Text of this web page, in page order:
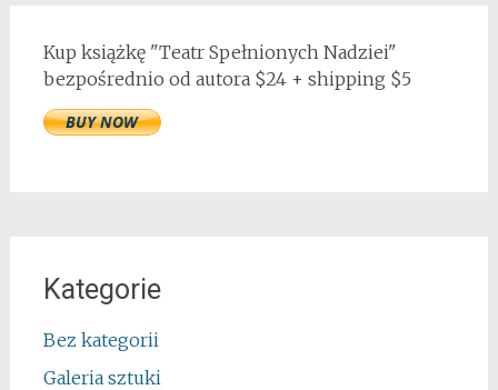
Kup książkę "Teatr Spełnionych Nadziei"
bezpośrednio od autora $24 + shipping $5
Kategorie
Bez kategorii
Galeria sztuki